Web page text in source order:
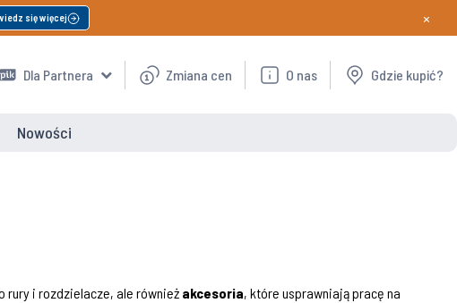
się więcej ×
Dla Partnera Zmiana cen O nas Gdzie kupić?
Nowości
rury i rozdzielacze, ale również akcesoria, które usprawniają pracę na